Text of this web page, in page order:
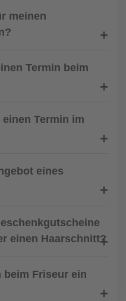
meinen
Termin beim
Termin im
eines
einen Haarschnitt?
beim Friseur ein